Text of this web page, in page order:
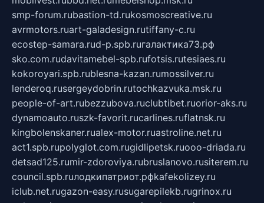
smp-forum.rubastion-td.rukosmoscreative.ru
avrmotors.ruart-galadesign.rutiffany-c.ru
ecostep-samara.rud-p.spb.ruгалактика73.рф
sko.com.rudavitamebel-spb.rufotsis.rutesiaes.ru
kokoroyari.spb.rublesna-kazan.rumossilver.ru
lenderoq.rusergeydobrin.rutochkazvuka.msk.ru
people-of-art.rubezzubova.ruclubtibet.ruorior-aks.ru
dynamoauto.ruszk-favorit.rucarlines.ruflatnsk.ru
kingbolenskaner.rualex-motor.ruastroline.net.ru
act1.spb.rupolyglot.com.rugidlipetsk.ruooo-driada.ru
detsad125.rumir-zdoroviya.rubruslanovo.rusiterem.ru
council.spb.ruлодкипатриот.рфkafekolizey.ru
iclub.net.rugazon-easy.rusugarepilekb.rugrinox.ru